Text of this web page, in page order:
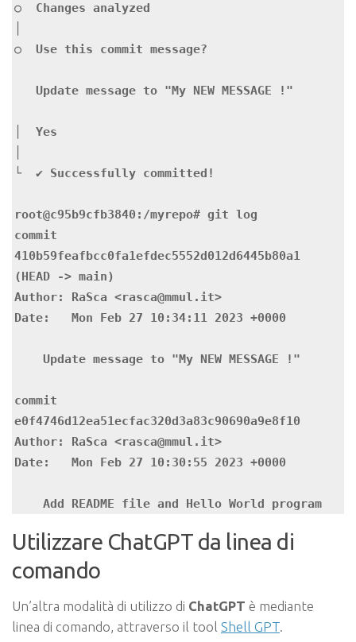
○  Changes analyzed
○  Use this commit message?
│  Yes
└  ✔ Successfully committed!
root@c95b9cfb3840:/myrepo# git log
commit
410b59feafbcc0fa1efdec5552d012d6445b80a1
(HEAD -> main)
Author: RaSca <rasca@mmul.it>
Date:   Mon Feb 27 10:34:11 2023 +0000
commit
e0f4746d12ea51ecfac320d3a83c90690a9e8f10
Author: RaSca <rasca@mmul.it>
Date:   Mon Feb 27 10:30:55 2023 +0000
    Add README file and Hello World program
Utilizzare ChatGPT da linea di
comando
Un’altra modalità di utilizzo di ChatGPT è mediante
linea di comando, attraverso il tool Shell GPT.